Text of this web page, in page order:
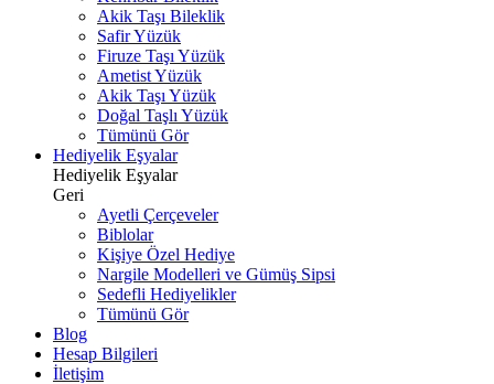
Akik Taşı Bileklik
Safir Yüzük
Firuze Taşı Yüzük
Ametist Yüzük
Akik Taşı Yüzük
Doğal Taşlı Yüzük
Tümünü Gör
Hediyelik Eşyalar
Hediyelik Eşyalar
Geri
Ayetli Çerçeveler
Biblolar
Kişiye Özel Hediye
Nargile Modelleri ve Gümüş Sipsi
Sedefli Hediyelikler
Tümünü Gör
Blog
Hesap Bilgileri
İletişim